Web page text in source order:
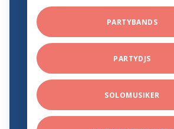
PARTYBANDS
PARTYDJS
SOLOMUSIKER